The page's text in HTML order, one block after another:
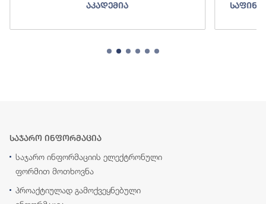
აკადემია
საჯარო ინფორმაცია
საჯარო ინფორმაციის ელექტრონული
ფორმით მოთხოვნა
პროაქტიულად გამოქვეყნებული